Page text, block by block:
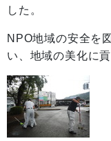
した。
NPO地域の安全を
い、地域の美化に